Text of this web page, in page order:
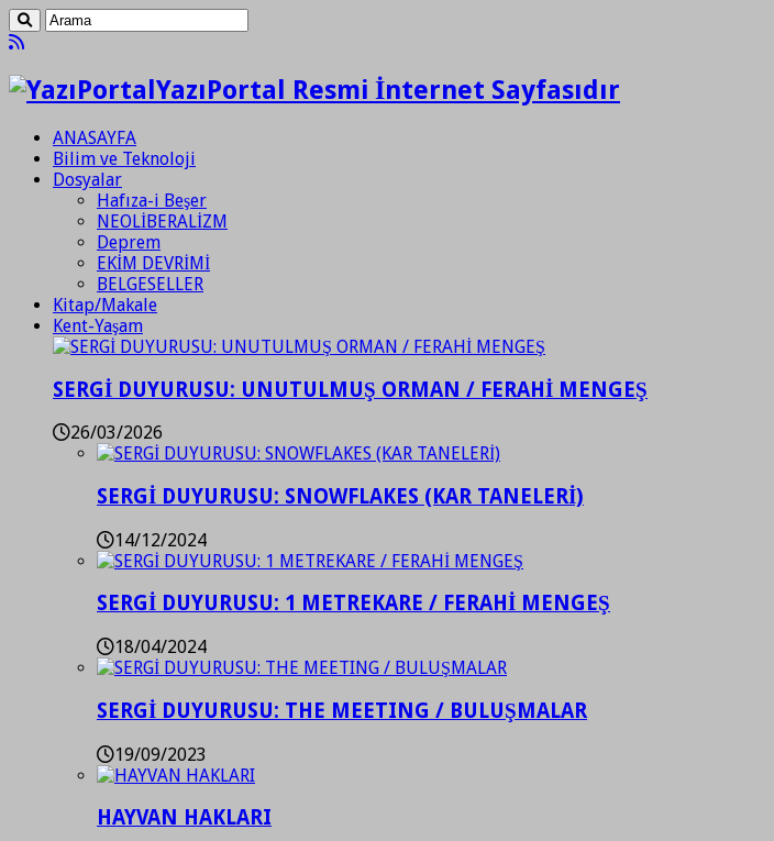
YazıPortal Resmi İnternet Sayfasıdır
ANASAYFA
Bilim ve Teknoloji
Dosyalar
Hafıza-i Beşer
NEOLİBERALİZM
Deprem
EKİM DEVRİMİ
BELGESELLER
Kitap/Makale
Kent-Yaşam
SERGİ DUYURUSU: UNUTULMUŞ ORMAN / FERAHİ MENGEŞ
26/03/2026
SERGİ DUYURUSU: SNOWFLAKES (KAR TANELERİ)
14/12/2024
SERGİ DUYURUSU: 1 METREKARE / FERAHİ MENGEŞ
18/04/2024
SERGİ DUYURUSU: THE MEETING / BULUŞMALAR
19/09/2023
HAYVAN HAKLARI